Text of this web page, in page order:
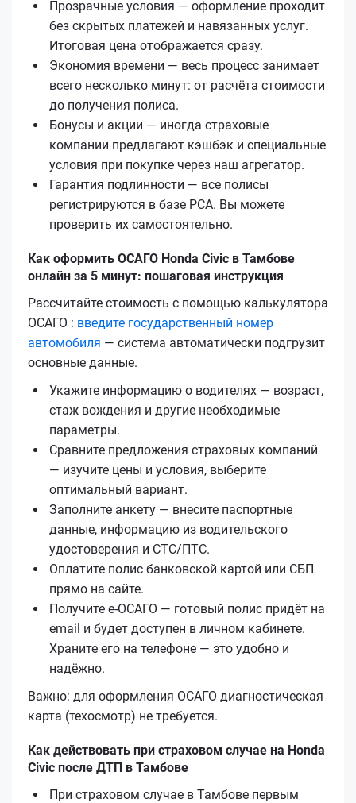
Прозрачные условия — оформление проходит
без скрытых платежей и навязанных услуг.
Итоговая цена отображается сразу.
Экономия времени — весь процесс занимает
всего несколько минут: от расчёта стоимости
до получения полиса.
Бонусы и акции — иногда страховые
компании предлагают кэшбэк и специальные
условия при покупке через наш агрегатор.
Гарантия подлинности — все полисы
регистрируются в базе РСА. Вы можете
проверить их самостоятельно.
Как оформить ОСАГО Honda Civic в Тамбове
онлайн за 5 минут: пошаговая инструкция
Рассчитайте стоимость с помощью калькулятора
ОСАГО : введите государственный номер
автомобиля — система автоматически подгрузит
основные данные.
Укажите информацию о водителях — возраст,
стаж вождения и другие необходимые
параметры.
Сравните предложения страховых компаний
— изучите цены и условия, выберите
оптимальный вариант.
Заполните анкету — внесите паспортные
данные, информацию из водительского
удостоверения и СТС/ПТС.
Оплатите полис банковской картой или СБП
прямо на сайте.
Получите е‑ОСАГО — готовый полис придёт на
email и будет доступен в личном кабинете.
Храните его на телефоне — это удобно и
надёжно.
Важно: для оформления ОСАГО диагностическая
карта (техосмотр) не требуется.
Как действовать при страховом случае на Honda
Civic после ДТП в Тамбове
При страховом случае в Тамбове первым